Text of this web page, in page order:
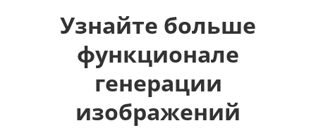
Узнайте больше
функционале
генерации
изображений